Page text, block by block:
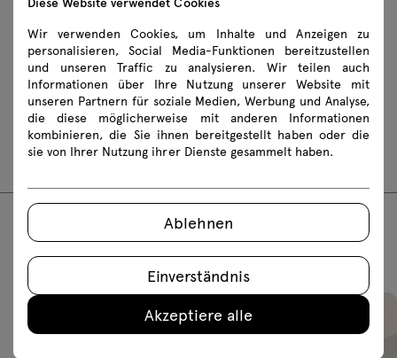
Zasady użytkowania
Montageanleitungen
AURP01 AURP02 AURP03
AURP04
AURPS1
AURPS2 AURPS3 AURPS4
Empfohlene Produkte
Wir verwenden Cookies, um Inhalte und Anzeigen zu
personalisieren, Social Media-Funktionen bereitzustellen
und unseren Traffic zu analysieren. Wir teilen auch
Informationen über Ihre Nutzung unserer Website mit
unseren Partnern für soziale Medien, Werbung und Analyse,
die diese möglicherweise mit anderen Informationen
kombinieren, die Sie ihnen bereitgestellt haben oder die
sie von Ihrer Nutzung ihrer Dienste gesammelt haben.
Ablehnen
Einverständnis
Akzeptiere alle